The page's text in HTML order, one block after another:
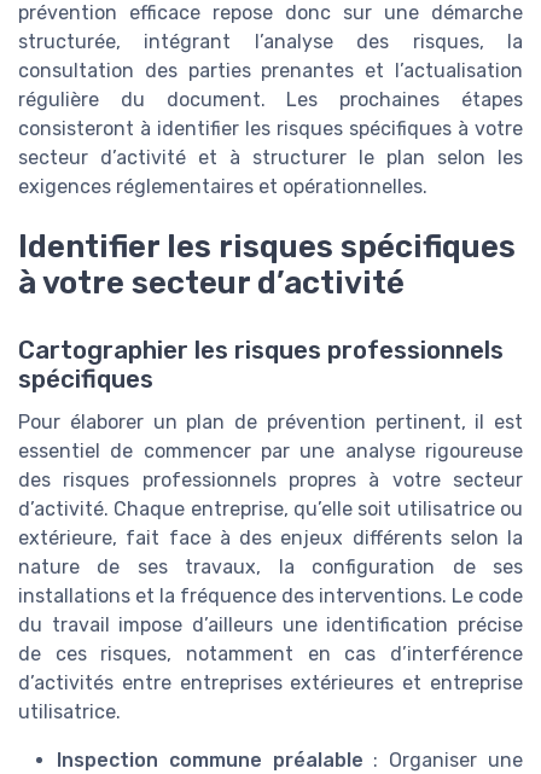
prévention efficace repose donc sur une démarche
structurée, intégrant l’analyse des risques, la
consultation des parties prenantes et l’actualisation
régulière du document. Les prochaines étapes
consisteront à identifier les risques spécifiques à votre
secteur d’activité et à structurer le plan selon les
exigences réglementaires et opérationnelles.
Identifier les risques spécifiques
à votre secteur d’activité
Cartographier les risques professionnels
spécifiques
Pour élaborer un plan de prévention pertinent, il est
essentiel de commencer par une analyse rigoureuse
des risques professionnels propres à votre secteur
d’activité. Chaque entreprise, qu’elle soit utilisatrice ou
extérieure, fait face à des enjeux différents selon la
nature de ses travaux, la configuration de ses
installations et la fréquence des interventions. Le code
du travail impose d’ailleurs une identification précise
de ces risques, notamment en cas d’interférence
d’activités entre entreprises extérieures et entreprise
utilisatrice.
Inspection commune préalable : Organiser une